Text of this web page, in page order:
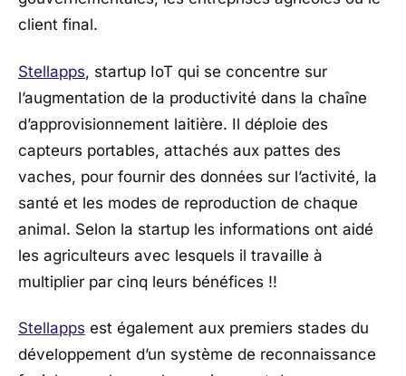
client final.
Stellapps, startup IoT qui se concentre sur
l’augmentation de la productivité dans la chaîne
d’approvisionnement laitière. Il déploie des
capteurs portables, attachés aux pattes des
vaches, pour fournir des données sur l’activité, la
santé et les modes de reproduction de chaque
animal. Selon la startup les informations ont aidé
les agriculteurs avec lesquels il travaille à
multiplier par cinq leurs bénéfices !!
Stellapps est également aux premiers stades du
développement d’un système de reconnaissance